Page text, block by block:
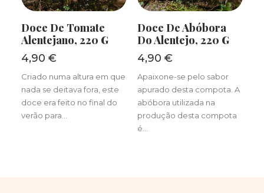
ADICIONAR
Doce De Tomate
Alentejano, 220 G
4,90 €
Criado numa altura em que
nada se deitava fora, este
doce era feito no final do
verão para…
ADICIONAR
Doce De Abóbora
Do Alentejo, 220 G
4,90 €
Apaixone-se pelo sabor
apurado desta compota. A
abóbora utilizada na
produção desta compota
é…